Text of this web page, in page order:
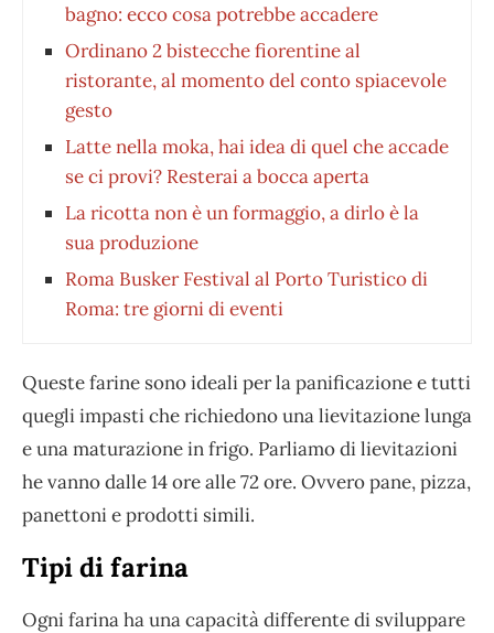
bagno: ecco cosa potrebbe accadere
Ordinano 2 bistecche fiorentine al
ristorante, al momento del conto spiacevole
gesto
Latte nella moka, hai idea di quel che accade
se ci provi? Resterai a bocca aperta
La ricotta non è un formaggio, a dirlo è la
sua produzione
Roma Busker Festival al Porto Turistico di
Roma: tre giorni di eventi
Queste farine sono ideali per la panificazione e tutti
quegli impasti che richiedono una lievitazione lunga
e una maturazione in frigo. Parliamo di lievitazioni
he vanno dalle 14 ore alle 72 ore. Ovvero pane, pizza,
panettoni e prodotti simili.
Tipi di farina
Ogni farina ha una capacità differente di sviluppare